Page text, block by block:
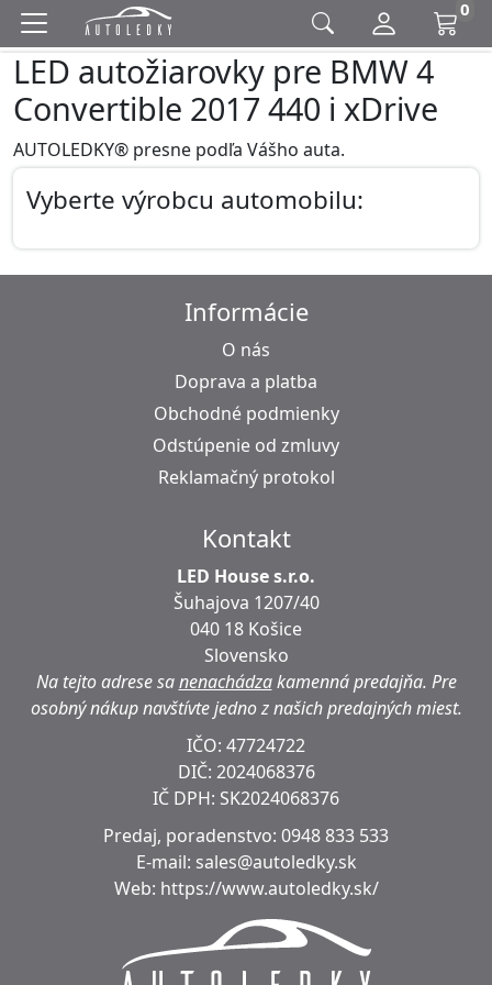
0
LED autožiarovky pre BMW 4
Convertible 2017 440 i xDrive
AUTOLEDKY® presne podľa Vášho auta.
Vyberte výrobcu automobilu:
Informácie
O nás
Doprava a platba
Obchodné podmienky
Odstúpenie od zmluvy
Reklamačný protokol
Kontakt
LED House s.r.o.
Šuhajova 1207/40
040 18 Košice
Slovensko
Na tejto adrese sanenachádzakamenná predajňa. Pre
osobný nákup navštívte jedno z našich predajných miest.
IČO: 47724722
DIČ: 2024068376
IČ DPH: SK2024068376
Predaj, poradenstvo: 0948 833 533
E-mail: sales@autoledky.sk
Web: https://www.autoledky.sk/